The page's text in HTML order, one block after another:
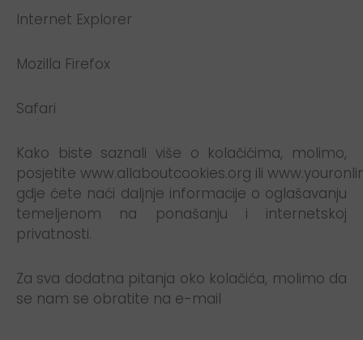
Internet Explorer
Mozilla Firefox
Safari
Kako biste saznali više o kolačićima, molimo,
posjetite www.allaboutcookies.org ili
gdje ćete naći daljnje informacije o oglašavanju
temeljenom na ponašanju i internetskoj
privatnosti.
Za sva dodatna pitanja oko kolačića, molimo da
se nam se obratite na e-mail